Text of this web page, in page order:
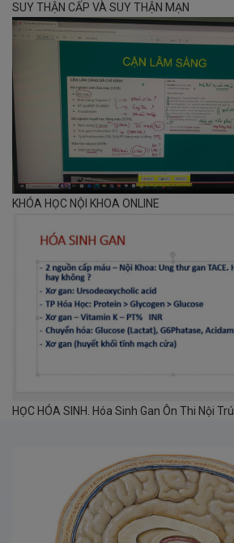
SUY THẬN CẤP VÀ SUY THẬN MẠN
KHÓA HỌC NỘI KHOA ONLINE
HỌC HÓA SINH. Hóa Sinh Gan Ôn Thi Nội Trú